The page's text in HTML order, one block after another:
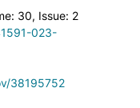
30, Issue: 2
023-
38195752